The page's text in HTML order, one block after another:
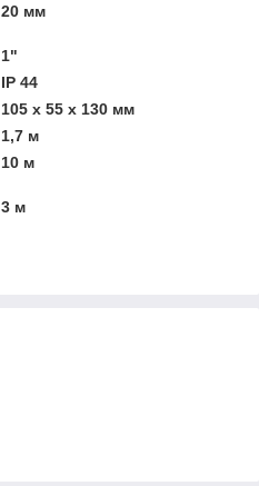
20 мм
1"
IP 44
105 x 55 x 130 мм
1,7 м
10 м
3 м